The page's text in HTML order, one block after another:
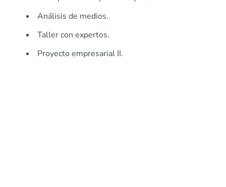
Análisis de medios.
Taller con expertos.
Proyecto empresarial II.